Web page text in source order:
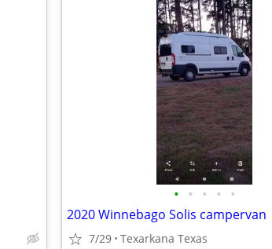
• • • • •
2020 Winnebago Solis campervan
7/29 Texarkana Texas